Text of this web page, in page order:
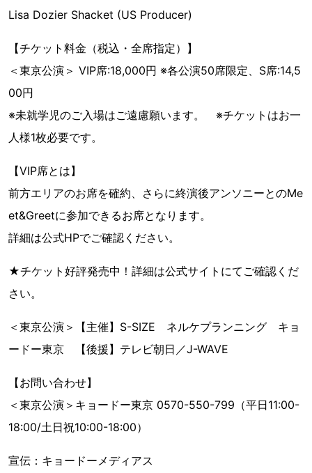
Lisa Dozier Shacket (US Producer)
【チケット料金（税込・全席指定）】
＜東京公演＞ VIP席:18,000円 ※各公演50席限定、S席:14,5
00円
※未就学児のご入場はご遠慮願います。 ※チケットはお一
人様1枚必要です。
【VIP席とは】
前方エリアのお席を確約、さらに終演後アンソニーとのMe
et&Greetに参加できるお席となります。
詳細は公式HPでご確認ください。
★チケット好評発売中！詳細は公式サイトにてご確認くだ
さい。
＜東京公演＞【主催】S-SIZE ネルケプランニング キョ
ードー東京 【後援】テレビ朝日／J-WAVE
【お問い合わせ】
＜東京公演＞キョードー東京 0570-550-799（平日11:00-
18:00/土日祝10:00-18:00）
宣伝：キョードーメディアス